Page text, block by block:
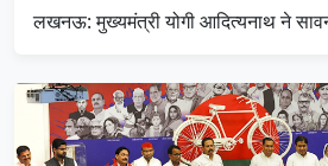
लखनऊ: मुख्यमंत्री योगी आदित्यनाथ ने